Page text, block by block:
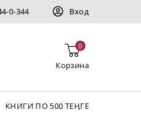
0-344 Вход
0
Корзина
КНИГИ ПО 500 ТЕҢГЕ